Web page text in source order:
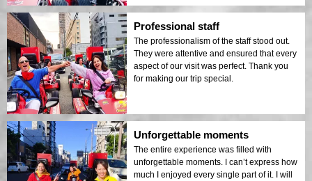
Professional staff
The professionalism of the staff stood out.
They were attentive and ensured that every
aspect of our visit was perfect. Thank you
for making our trip special.
Unforgettable moments
The entire experience was filled with
unforgettable moments. I can’t express how
much I enjoyed every single part of it. I will